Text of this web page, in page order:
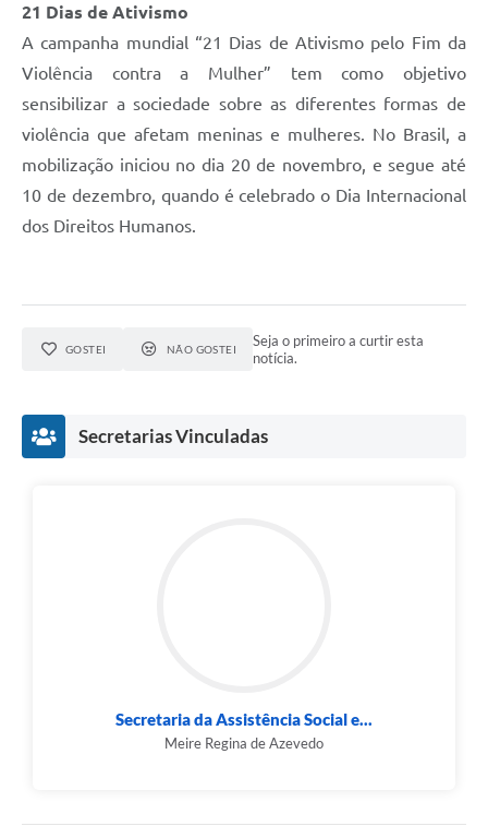
21 Dias de Ativismo
A campanha mundial “21 Dias de Ativismo pelo Fim da
Violência contra a Mulher” tem como objetivo
sensibilizar a sociedade sobre as diferentes formas de
violência que afetam meninas e mulheres. No Brasil, a
mobilização iniciou no dia 20 de novembro, e segue até
10 de dezembro, quando é celebrado o Dia Internacional
dos Direitos Humanos.
GOSTEI NÃO GOSTEI
Seja o primeiro a curtir esta
notícia.
Secretarias Vinculadas
Secretaria da Assistência Social e...
Meire Regina de Azevedo